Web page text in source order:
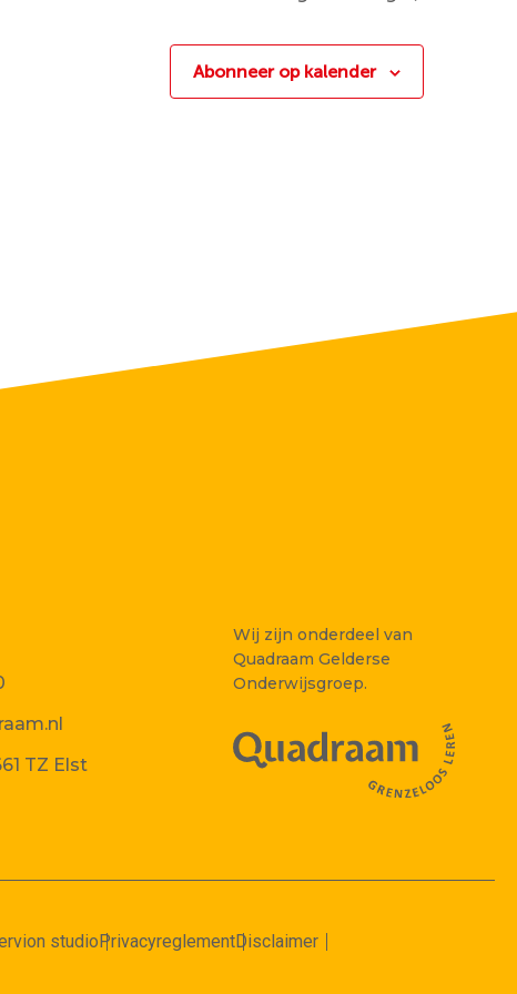
Abonneer op kalender
TZ Elst
Wij zijn onderdeel van
Quadraam Gelderse
Onderwijsgroep.
studio PrivacyreglementDisclaimer